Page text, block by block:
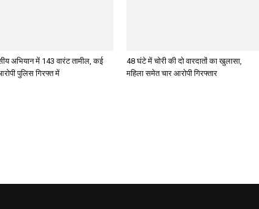
अभियान में 143 वारंट तामील, कई
पुलिस गिरफ्त में
48 घंटे में चोरी की दो वारदातों का खुलासा,
महिला समेत चार आरोपी गिरफ्तार